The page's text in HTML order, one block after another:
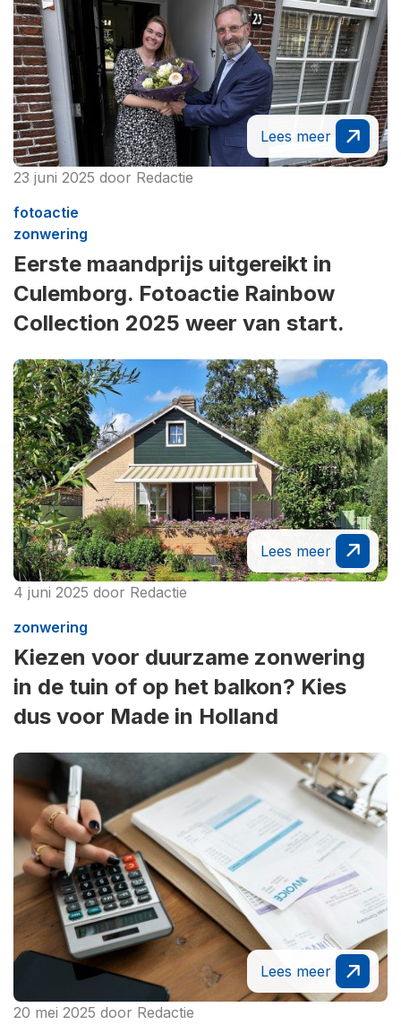
Lees meer
23 juni 2025 door Redactie
fotoactie
zonwering
Eerste maandprijs uitgereikt in
Culemborg. Fotoactie Rainbow
Collection 2025 weer van start.
Lees meer
4 juni 2025 door Redactie
zonwering
Kiezen voor duurzame zonwering
in de tuin of op het balkon? Kies
dus voor Made in Holland
Lees meer
20 mei 2025 door Redactie